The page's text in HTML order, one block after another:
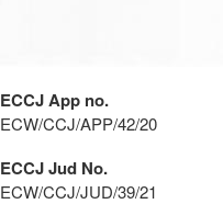
ECCJ App no.
ECW/CCJ/APP/42/20
ECCJ Jud No.
ECW/CCJ/JUD/39/21